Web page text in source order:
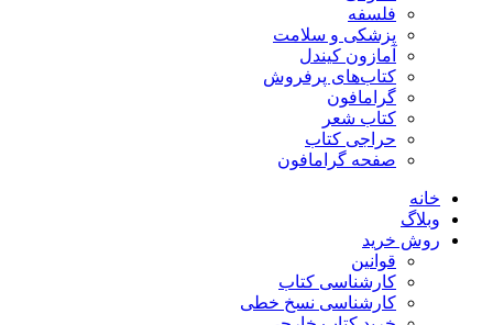
فلسفه
پزشکی و سلامت
آمازون کیندل
کتاب‌های پرفروش
گرامافون
کتاب شعر
حراجی کتاب
صفحه گرامافون
خانه
وبلاگ
روش خرید
قوانین
کارشناسی کتاب
کارشناسی نسخ خطی